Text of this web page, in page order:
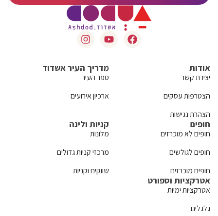
אודות
יצירת קשר
הצטרפות עסקים
הצהרת נגישות
מדריך העיר אשדוד
ספר העיר
ארכיון אירועים
חופים
חופים לא מוכרזים
חופים לגולשים
חופים מוכרזים
קניות ולינה
מלונות
מרכזי קניות גדולים
שווקים וקניות
אטרקציות וספורט
אטרקציות ימיות
גלגלים